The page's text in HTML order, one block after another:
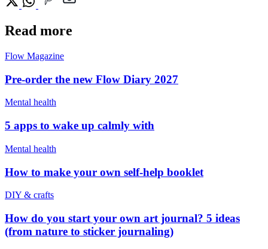
Read more
Flow Magazine
Pre-order the new Flow Diary 2027
Mental health
5 apps to wake up calmly with
Mental health
How to make your own self-help booklet
DIY & crafts
How do you start your own art journal? 5 ideas
(from nature to sticker journaling)